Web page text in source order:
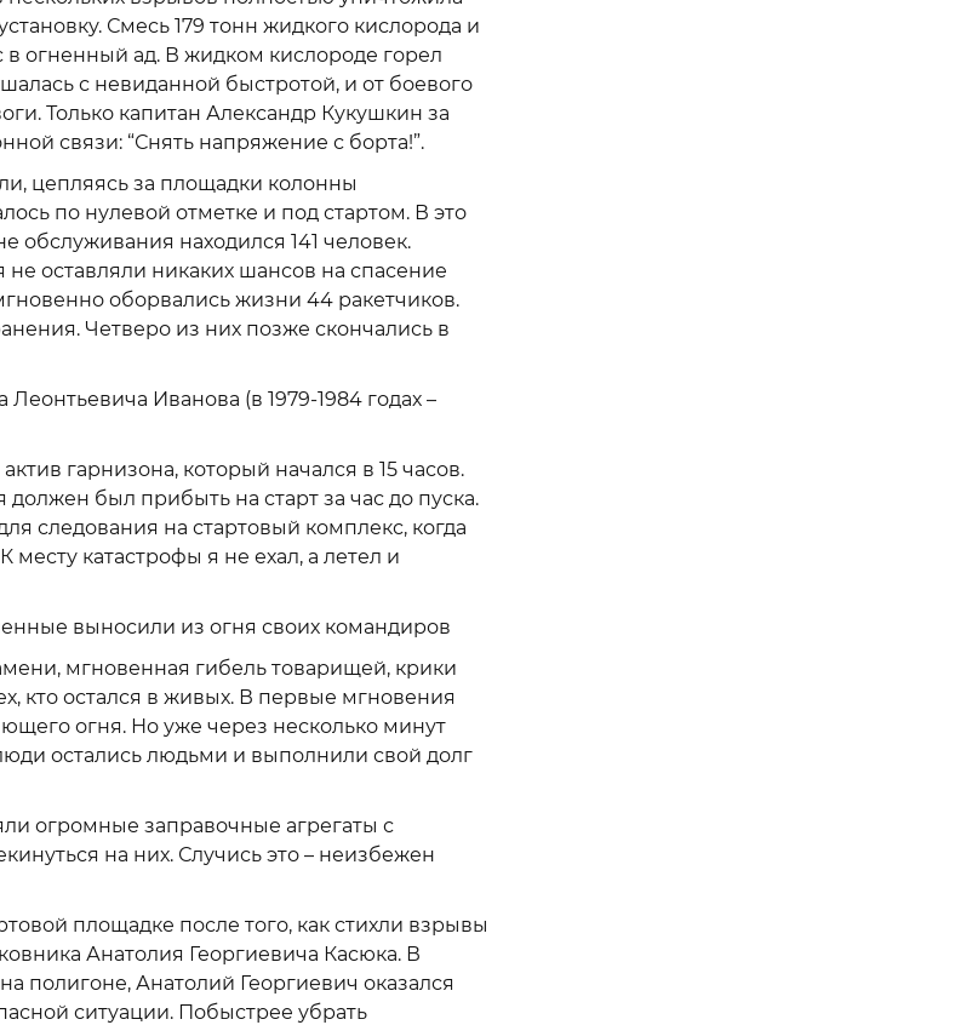
Смесь 179 тонн жидкого кислорода и
в огненный ад. В жидком кислороде горел
с невиданной быстротой, и от боевого
Только капитан Александр Кукушкин за
связи: “Снять напряжение с борта!”.
цепляясь за площадки колонны
по нулевой отметке и под стартом. В это
обслуживания находился 141 человек.
оставляли никаких шансов на спасение
оборвались жизни 44 ракетчиков.
Четверо из них позже скончались в
Иванова (в 1979-1984 годах –
гарнизона, который начался в 15 часов.
был прибыть на старт за час до пуска.
следования на стартовый комплекс, когда
катастрофы я не ехал, а летел и
выносили из огня своих командиров
мгновенная гибель товарищей, крики
кто остался в живых. В первые мгновения
огня. Но уже через несколько минут
остались людьми и выполнили свой долг
огромные заправочные агрегаты с
на них. Случись это – неизбежен
площадке после того, как стихли взрывы
Анатолия Георгиевича Касюка. В
полигоне, Анатолий Георгиевич оказался
ситуации. Побыстрее убрать